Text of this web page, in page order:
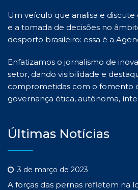
Um veículo que analisa e
e a tomada de decisões no
desporto brasileiro: essa é a
Enfatizamos o jornalismo de
setor, dando visibilidade e
comprometidas com o fomento
governança ética, autônoma,
Últimas Notícias
3 de março de 2023
A forças das pernas refletem na